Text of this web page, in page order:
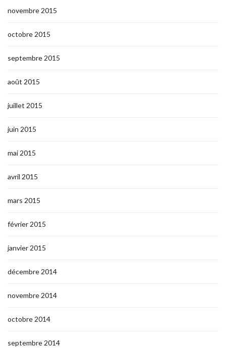
novembre 2015
octobre 2015
septembre 2015
août 2015
juillet 2015
juin 2015
mai 2015
avril 2015
mars 2015
février 2015
janvier 2015
décembre 2014
novembre 2014
octobre 2014
septembre 2014